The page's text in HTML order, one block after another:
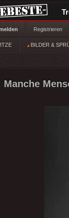
Registrieren
BILDER &
Manche